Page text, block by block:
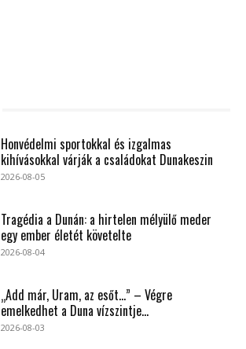
Honvédelmi sportokkal és izgalmas
kihívásokkal várják a családokat Dunakeszin
2026-08-05
Tragédia a Dunán: a hirtelen mélyülő meder
egy ember életét követelte
2026-08-04
„Add már, Uram, az esőt…” – Végre
emelkedhet a Duna vízszintje...
2026-08-03